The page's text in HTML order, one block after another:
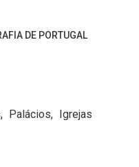
DE PORTUGAL
Palácios Igrejas